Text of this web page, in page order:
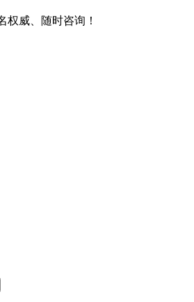
权威、随时咨询！